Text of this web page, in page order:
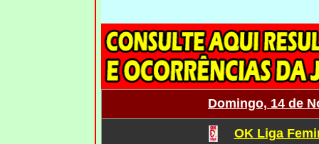
Domingo, 14 de
OK Liga